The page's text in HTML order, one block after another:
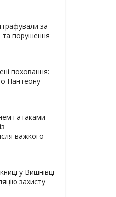
за
та порушення
поховання:
Пантеону
і атаками
важкого
у Вишнівці
захисту